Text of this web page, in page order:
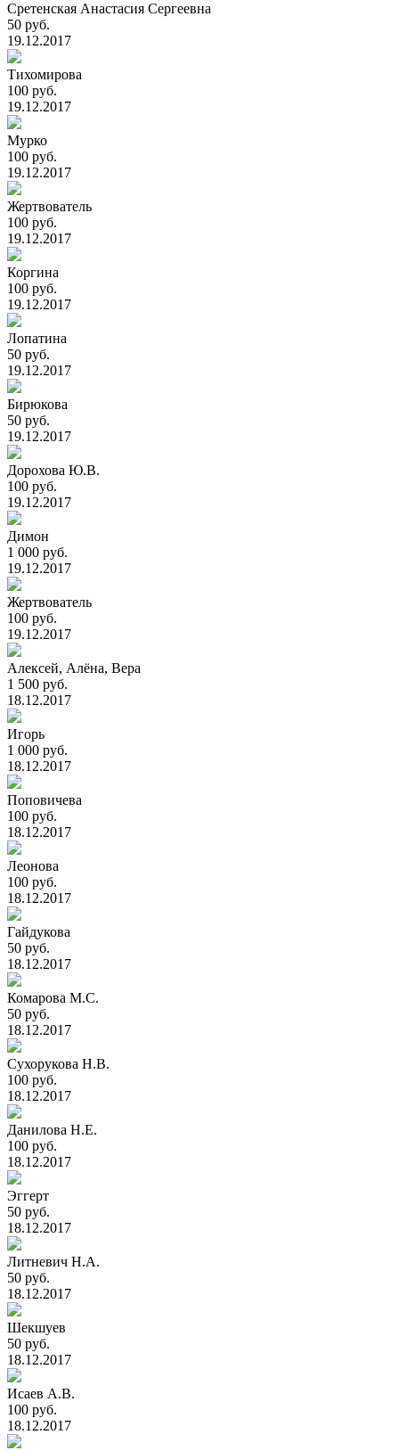
Сретенская Анастасия Сергеевна
50 руб.
19.12.2017
Тихомирова
100 руб.
19.12.2017
Мурко
100 руб.
19.12.2017
Жертвователь
100 руб.
19.12.2017
Коргина
100 руб.
19.12.2017
Лопатина
50 руб.
19.12.2017
Бирюкова
50 руб.
19.12.2017
Дорохова Ю.В.
100 руб.
19.12.2017
Димон
1 000 руб.
19.12.2017
Жертвователь
100 руб.
19.12.2017
Алексей, Алёна, Вера
1 500 руб.
18.12.2017
Игорь
1 000 руб.
18.12.2017
Поповичева
100 руб.
18.12.2017
Леонова
100 руб.
18.12.2017
Гайдукова
50 руб.
18.12.2017
Комарова М.С.
50 руб.
18.12.2017
Сухорукова Н.В.
100 руб.
18.12.2017
Данилова Н.Е.
100 руб.
18.12.2017
Эггерт
50 руб.
18.12.2017
Литневич Н.А.
50 руб.
18.12.2017
Шекшуев
50 руб.
18.12.2017
Исаев А.В.
100 руб.
18.12.2017